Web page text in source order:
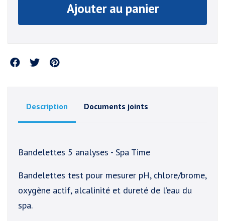
Ajouter au panier
Partager
Description Documents joints
Bandelettes 5 analyses - Spa Time
Bandelettes test pour mesurer pH, chlore/brome,
oxygène actif, alcalinité et dureté de l’eau du
spa.